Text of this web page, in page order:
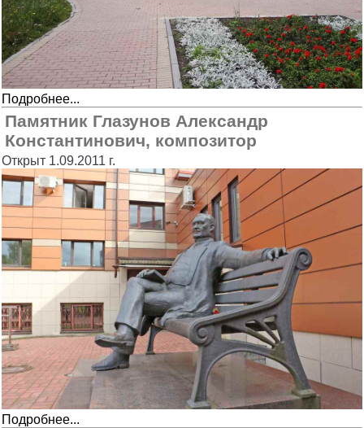
Подробнее...
Памятник Глазунов Александр
Константинович, композитор
Открыт 1.09.2011 г.
Подробнее...